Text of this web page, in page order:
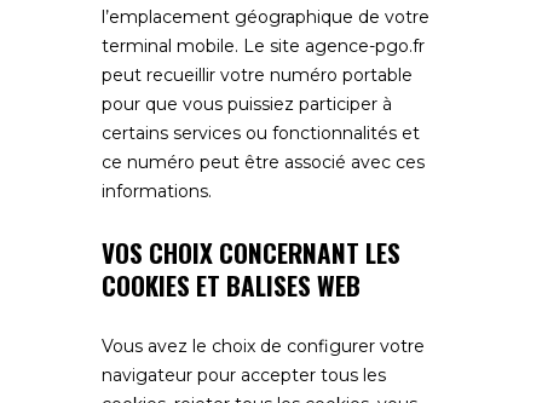
l’emplacement géographique de votre
terminal mobile. Le site agence-pgo.fr
peut recueillir votre numéro portable
pour que vous puissiez participer à
certains services ou fonctionnalités et
ce numéro peut être associé avec ces
informations.
VOS CHOIX CONCERNANT LES
COOKIES ET BALISES WEB
Vous avez le choix de configurer votre
navigateur pour accepter tous les